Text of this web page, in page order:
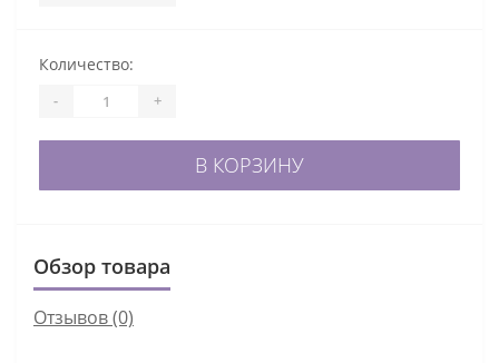
Количество:
- +
В КОРЗИНУ
Обзор товара
Отзывов (0)